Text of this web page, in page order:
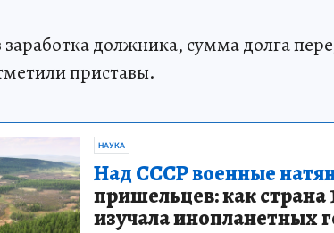
должника, сумма долга
приставы.
НАУКА
Над СССР военные
пришельцев: как страна
изучала инопланетных